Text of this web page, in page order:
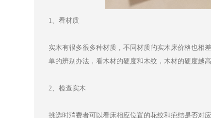
1、看材质
实木有很多很多种材质，不同材质的实木床价格也相
单的辨别办法，看木材的硬度和木纹，木材的硬度越
2、检查实木
挑选时消费者可以看床相应位置的花纹和疤结是否对